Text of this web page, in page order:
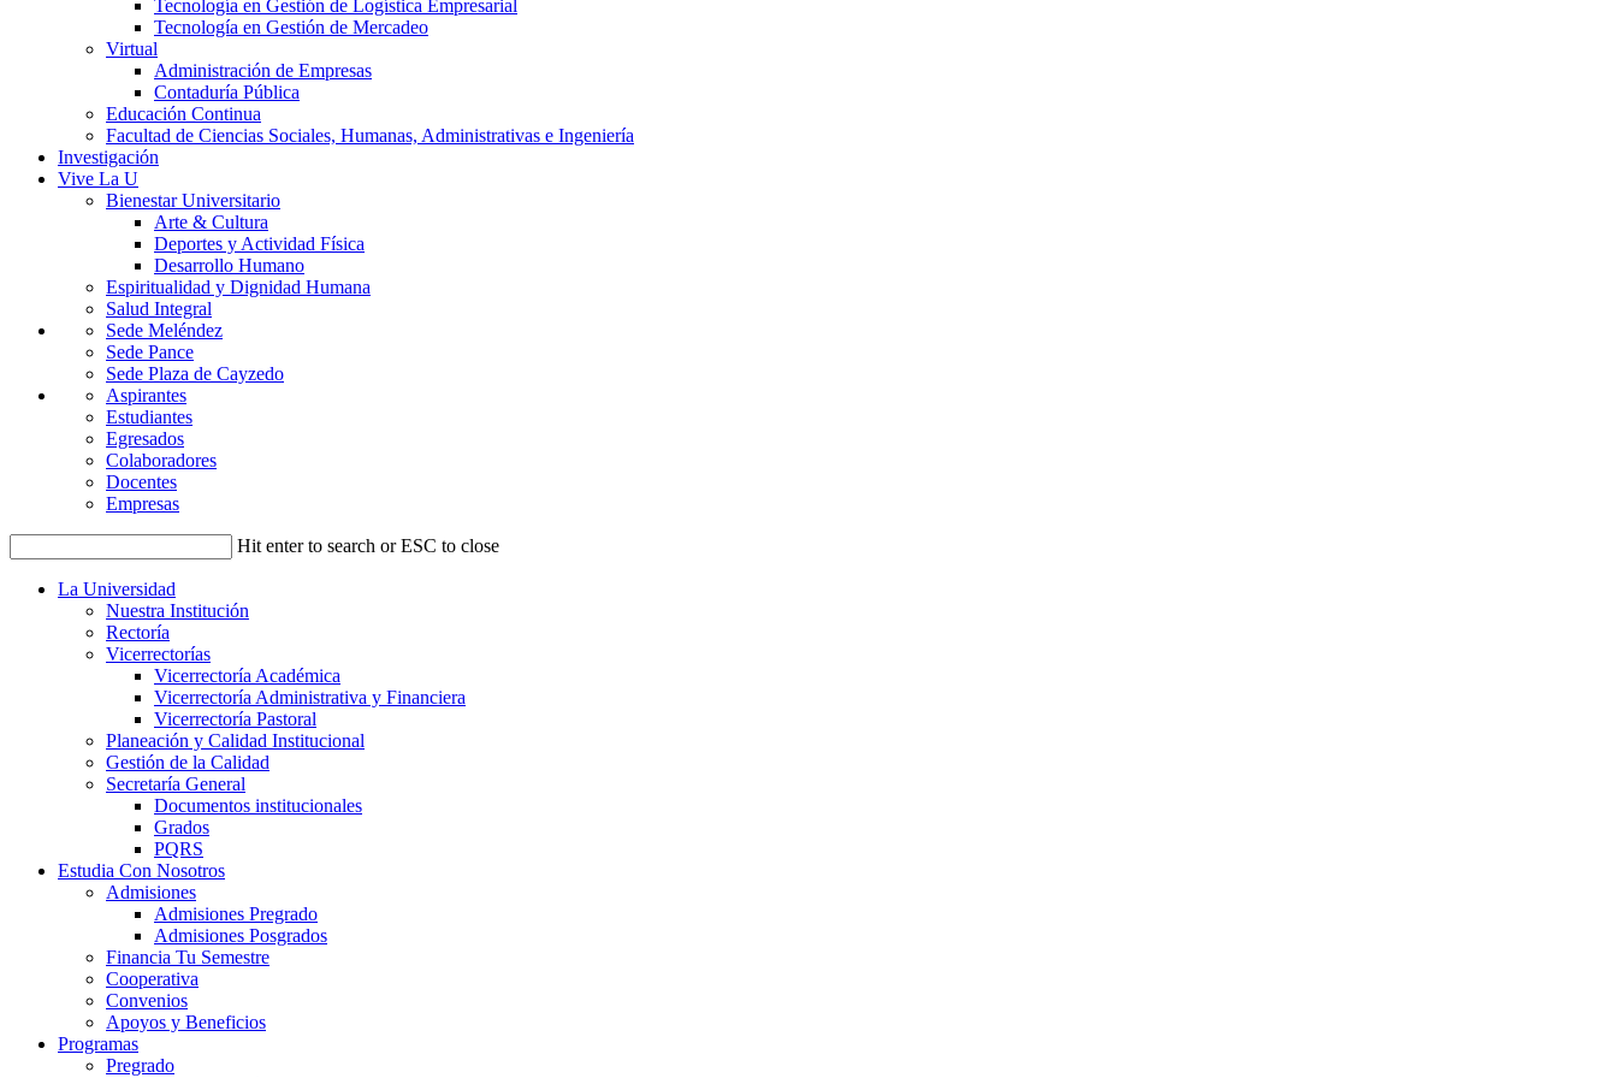
Tecnología en Gestión de Logística Empresarial
Tecnología en Gestión de Mercadeo
Virtual
Administración de Empresas
Contaduría Pública
Educación Continua
Facultad de Ciencias Sociales, Humanas, Administrativas e Ingeniería
Investigación
Vive La U
Bienestar Universitario
Arte & Cultura
Deportes y Actividad Física
Desarrollo Humano
Espiritualidad y Dignidad Humana
Salud Integral
Sede Meléndez
Sede Pance
Sede Plaza de Cayzedo
Aspirantes
Estudiantes
Egresados
Colaboradores
Docentes
Empresas
Hit enter to search or ESC to close
La Universidad
Nuestra Institución
Rectoría
Vicerrectorías
Vicerrectoría Académica
Vicerrectoría Administrativa y Financiera
Vicerrectoría Pastoral
Planeación y Calidad Institucional
Gestión de la Calidad
Secretaría General
Documentos institucionales
Grados
PQRS
Estudia Con Nosotros
Admisiones
Admisiones Pregrado
Admisiones Posgrados
Financia Tu Semestre
Cooperativa
Convenios
Apoyos y Beneficios
Programas
Pregrado